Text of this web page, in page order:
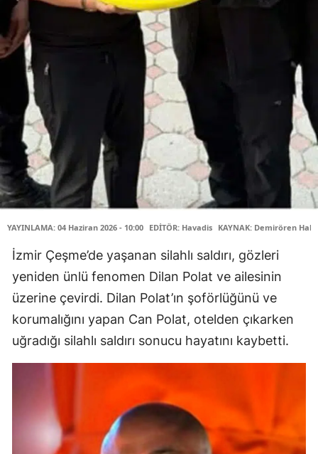
YAYINLAMA: 04 Haziran 2026 - 10:00 EDİTÖR: Havadis KAYNAK: Demirören
İzmir Çeşme’de yaşanan silahlı saldırı, gözleri
yeniden ünlü fenomen Dilan Polat ve ailesinin
üzerine çevirdi. Dilan Polat’ın şoförlüğünü ve
korumalığını yapan Can Polat, otelden çıkarken
uğradığı silahlı saldırı sonucu hayatını kaybetti.